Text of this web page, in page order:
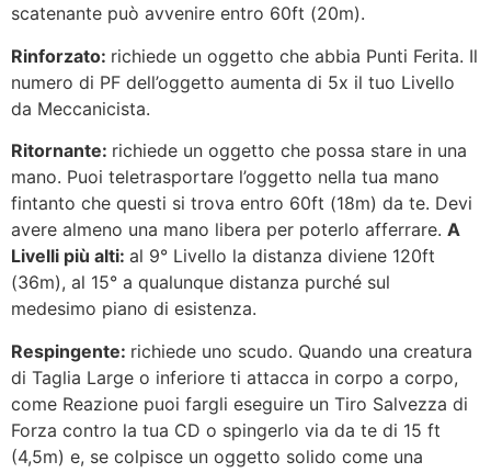
scatenante può avvenire entro 60ft (20m).
Rinforzato: richiede un oggetto che abbia Punti Ferita. Il
numero di PF dell’oggetto aumenta di 5x il tuo Livello
da Meccanicista.
Ritornante: richiede un oggetto che possa stare in una
mano. Puoi teletrasportare l’oggetto nella tua mano
fintanto che questi si trova entro 60ft (18m) da te. Devi
avere almeno una mano libera per poterlo afferrare. A
Livelli più alti: al 9° Livello la distanza diviene 120ft
(36m), al 15° a qualunque distanza purché sul
medesimo piano di esistenza.
Respingente: richiede uno scudo. Quando una creatura
di Taglia Large o inferiore ti attacca in corpo a corpo,
come Reazione puoi fargli eseguire un Tiro Salvezza di
Forza contro la tua CD o spingerlo via da te di 15 ft
(4,5m) e, se colpisce un oggetto solido come una